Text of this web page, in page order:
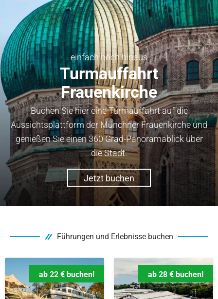
einfach hoch hinaus
Turmauffahrt
Frauenkirche
Buchen Sie hier eine Turmauffahrt auf die
Aussichtsplattform der Münchner Frauenkirche und
genießen Sie einen 360 Grad-Panoramablick über
die Stadt.
Jetzt buchen
Führungen und Erlebnisse buchen
ab 22 € buchen! ab 28 € buchen!